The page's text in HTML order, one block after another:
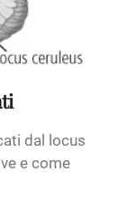
dal locus
e come